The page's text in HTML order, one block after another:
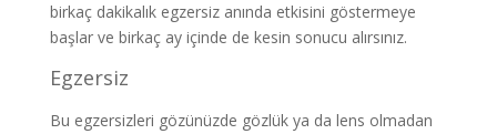
birkaç dakikalık egzersiz anında etkisini göstermeye
başlar ve birkaç ay içinde de kesin sonucu alırsınız.
Egzersiz
Bu egzersizleri gözünüzde gözlük ya da lens olmadan